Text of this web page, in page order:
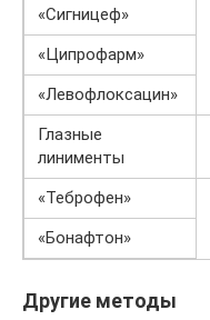
«Сигницеф»
«Ципрофарм»
«Левофлоксацин»
Глазные
линименты
«Теброфен»
«Бонафтон»
Другие методы